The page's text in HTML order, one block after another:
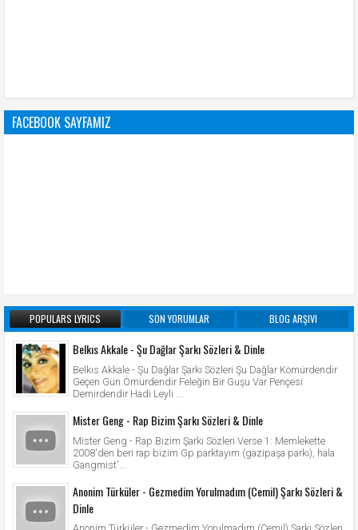
FACEBOOK SAYFAMIZ
POPULARS LYRICS SON YORUMLAR BLOG ARŞIVI
Belkıs Akkale - Şu Dağlar Şarkı Sözleri & Dinle
Belkıs Akkale - Şu Dağlar Şarkı Sözleri Şu Dağlar Kömürdendir
Geçen Gün Ömürdendir Feleğin Bir Guşu Var Pençesi
Demirdendir Hadi Leyli ...
Mister Geng - Rap Bizim Şarkı Sözleri & Dinle
Mister Geng - Rap Bizim Şarkı Sözleri Verse 1: Memlekette
2008'den beri rap bizim Gp parktayım (gazipaşa parkı), hala
Gangmist'...
Anonim Türküler - Gezmedim Yorulmadım (Cemil) Şarkı Sözleri &
Dinle